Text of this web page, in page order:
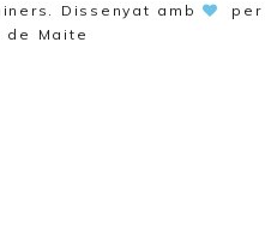
. Dissenyat amb
per
de Maite